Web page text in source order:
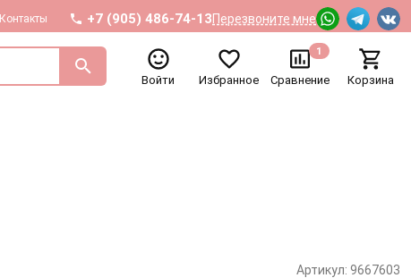
Контакты +7 (905) 486-74-13Перезвоните мне
Войти Избранное Сравнение
1
Корзина
Артикул: 9667603